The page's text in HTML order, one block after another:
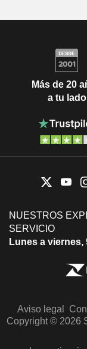
Más de 20
a tu lado
NUESTROS
SERVICIO
Lunes a viernes,
Aviso legal
Copyright © 2026